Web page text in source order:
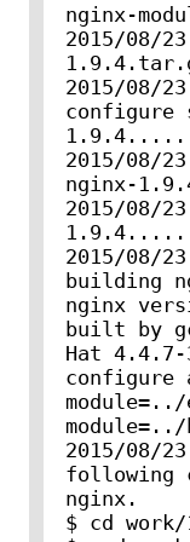
nginx-
2015/08/
2015/08/
1.9.4.....
2015/08/
nginx-
2015/08/
1.9.4.....
2015/08/
building
nginx
built by
Hat 4.4.7-
configure
module=../
2015/08/
following
nginx.
$ cd